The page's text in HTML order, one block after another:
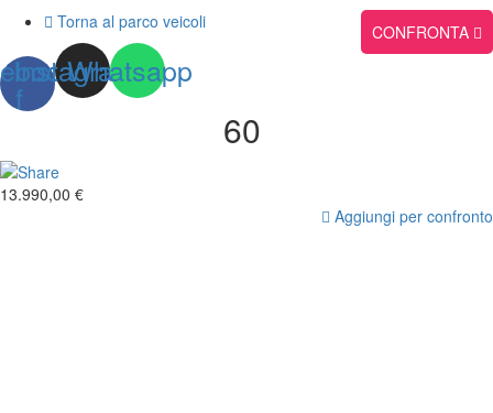
CONFRONTA
Torna al parco veicoli
f
Instagram
Whatsapp
60
13.990,00 €
Aggiungi per confronto